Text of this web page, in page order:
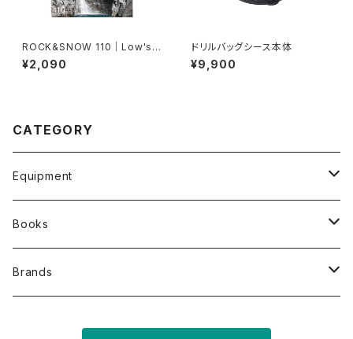
ROCK&SNOW 110｜Low's g
ully｜恰堪溪｜新武呂渓
¥2,090
ドリルバッグシース本体
¥9,900
CATEGORY
Equipment
Wetsuits and clothing
Backpscks
Books
オリジナル写真集
Brands